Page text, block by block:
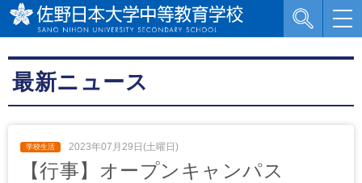
最新ニュース
2023年07月29日(土曜日)
【行事】オープンキャンパス